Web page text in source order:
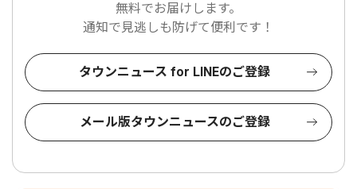
無料でお届けします。
通知で見逃しも防げて便利です！
タウンニュース for LINEのご登録
メール版タウンニュースのご登録